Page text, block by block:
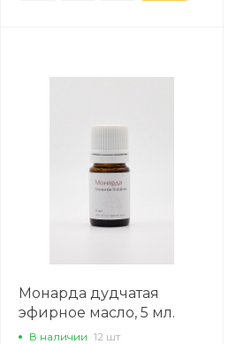
Монарда дудчатая
эфирное масло, 5 мл.
В наличии 12 шт